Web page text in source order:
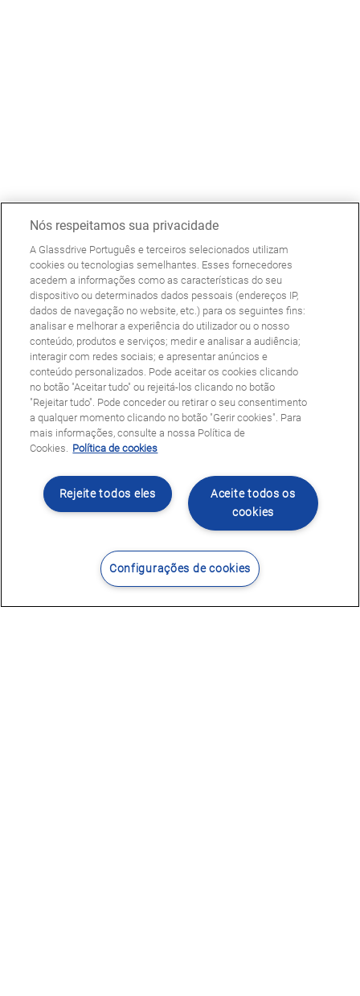
Contacte-nos Encontrar Centro
Nós respeitamos sua privacidade
A Glassdrive Português e terceiros selecionados utilizam
cookies ou tecnologias semelhantes. Esses fornecedores
acedem a informações como as características do seu
dispositivo ou determinados dados pessoais (endereços IP,
dados de navegação no website, etc.) para os seguintes fins:
analisar e melhorar a experiência do utilizador ou o nosso
conteúdo, produtos e serviços; medir e analisar a audiência;
interagir com redes sociais; e apresentar anúncios e
conteúdo personalizados. Pode aceitar os cookies clicando
no botão "Aceitar tudo" ou rejeitá-los clicando no botão
"Rejeitar tudo". Pode conceder ou retirar o seu consentimento
a qualquer momento clicando no botão "Gerir cookies". Para
mais informações, consulte a nossa Política de
Cookies. Política de cookies
Aceite todos os
cookies
Rejeite todos eles
Configurações de cookies